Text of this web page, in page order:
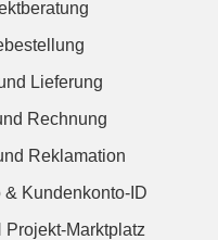
Lieferung
Rechnung
Reklamation
Kundenkonto-ID
Marktplatz